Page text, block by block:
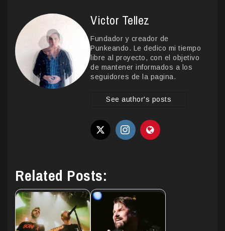
Victor Tellez
Fundador y creador de
Punkeando. Le dedico mi tiempo
libre al proyecto, con el objetivo
de mantener informados a los
seguidores de la pagina.
See author's posts
Related Posts: